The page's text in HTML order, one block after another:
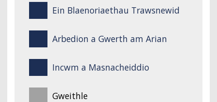
Ein Blaenoriaethau Trawsnewid
Arbedion a Gwerth am Arian
Incwm a Masnacheiddio
Gweithle